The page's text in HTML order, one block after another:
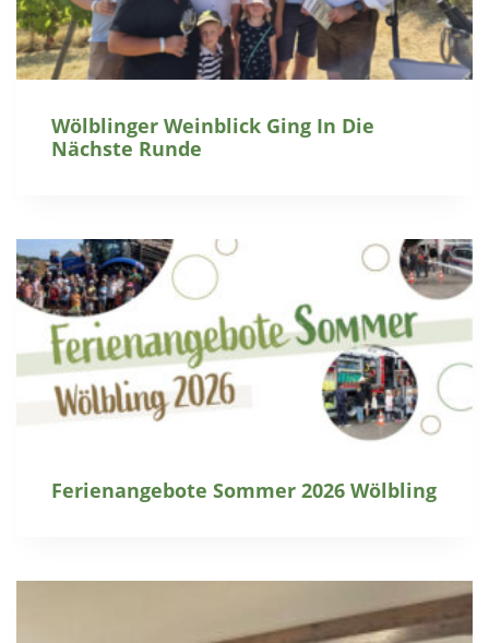
Wölblinger Weinblick Ging In Die
Nächste Runde
Ferienangebote Sommer 2026 Wölbling